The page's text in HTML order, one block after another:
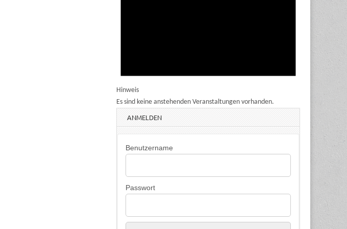
Hinweis
Es sind keine anstehenden Veranstaltungen vorhanden.
ANMELDEN
Benutzername
Passwort